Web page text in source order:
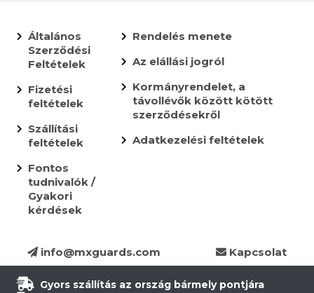
Általános
Szerződési
Feltételek
Fizetési
feltételek
Szállítási
feltételek
Fontos
tudnivalók /
Gyakori
kérdések
Rendelés menete
Az elállási jogról
Kormányrendelet, a
távollévők között kötött
szerződésekről
Adatkezelési feltételek
info@mxguards.com Kapcsolat
Gyors szállítás az ország bármely pontjára